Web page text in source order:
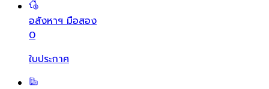
อสังหาฯ มือสอง
0
ใบประกาศ